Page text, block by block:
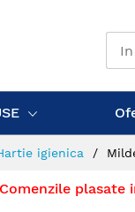
igienica
Comenzile plasate